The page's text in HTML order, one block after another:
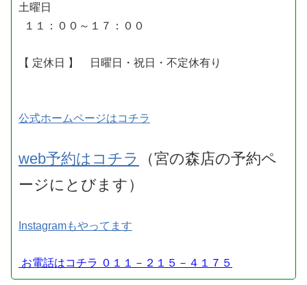
土曜日
１１：００～１７：００
【 定休日 】 日曜日・祝日・不定休有り
公式ホームページはコチラ
web予約はコチラ
（宮の森店の予約ペ
ージにとびます）
Instagramもやってます
お電話はコチラ ０１１－２１５－４１７５